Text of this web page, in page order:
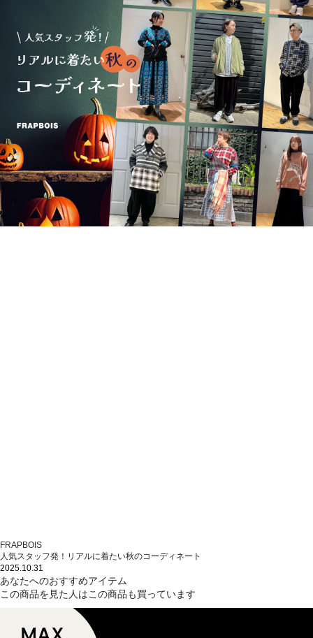
FRAPBOIS
人気スタッフ発！リアルに着たい秋のコーディネート
2025.10.31
あなたへのおすすめアイテム
この商品を見た人はこの商品も買っています